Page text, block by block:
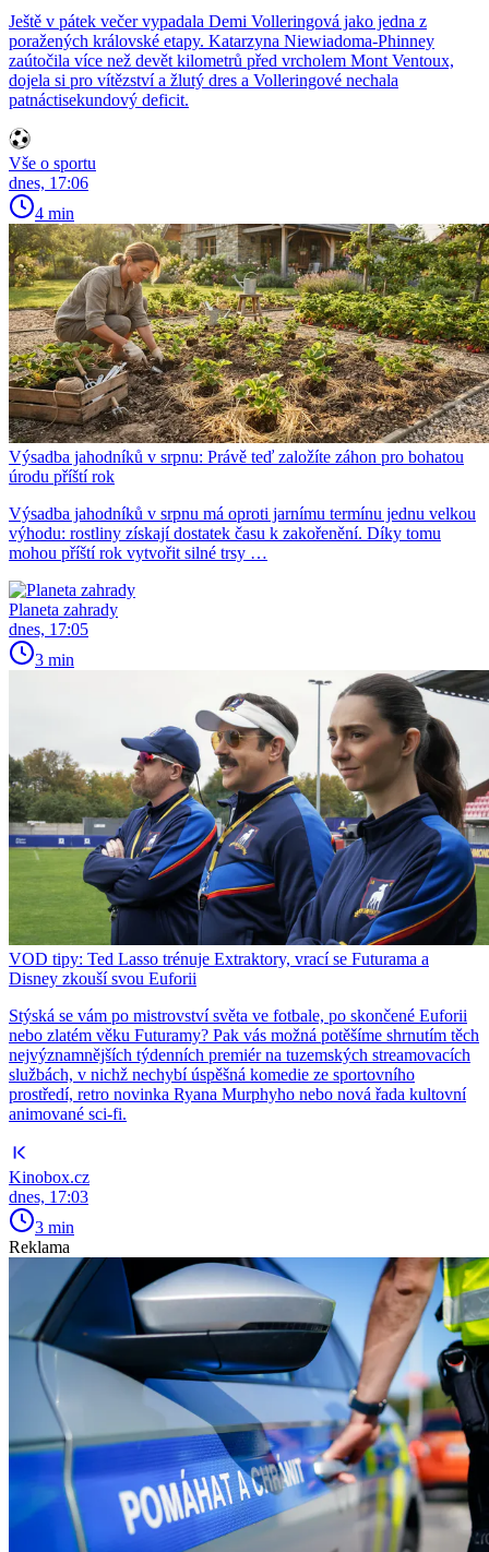
Ještě v pátek večer vypadala Demi Volleringová jako jedna z
poražených královské etapy. Katarzyna Niewiadoma-Phinney
zaútočila více než devět kilometrů před vrcholem Mont Ventoux,
dojela si pro vítězství a žlutý dres a Volleringové nechala
patnáctisekundový deficit.
Vše o sportu
dnes, 17:06
4 min
Výsadba jahodníků v srpnu: Právě teď založíte záhon pro bohatou
úrodu příští rok
Výsadba jahodníků v srpnu má oproti jarnímu termínu jednu velkou
výhodu: rostliny získají dostatek času k zakořenění. Díky tomu
mohou příští rok vytvořit silné trsy …
Planeta zahrady
dnes, 17:05
3 min
VOD tipy: Ted Lasso trénuje Extraktory, vrací se Futurama a
Disney zkouší svou Euforii
Stýská se vám po mistrovství světa ve fotbale, po skončené Euforii
nebo zlatém věku Futuramy? Pak vás možná potěšíme shrnutím těch
nejvýznamnějších týdenních premiér na tuzemských streamovacích
službách, v nichž nechybí úspěšná komedie ze sportovního
prostředí, retro novinka Ryana Murphyho nebo nová řada kultovní
animované sci-fi.
Kinobox.cz
dnes, 17:03
3 min
Reklama